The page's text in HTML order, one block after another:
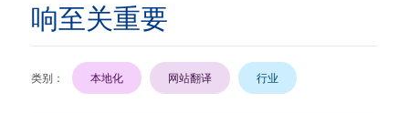
响至关重要
类别： 本地化 网站翻译 行业